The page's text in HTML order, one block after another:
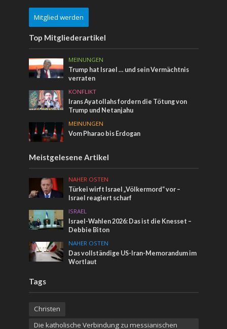
Mitglied werden
Top Mitgliederartikel
MEINUNGEN
Trump hat Israel … und sein Vermächtnis
verraten
KONFLIKT
Irans Ayatollahs fordern die Tötung von
Trump und Netanjahu
MEINUNGEN
Vom Pharao bis Erdogan
Meistgelesene Artikel
NAHER OSTEN
Türkei wirft Israel „Völkermord“ vor –
Israel reagiert scharf
ISRAEL
Israel-Wahlen 2026: Das ist die Knesset –
Debbie Biton
NAHER OSTEN
Das vollständige US-Iran-Memorandum im
Wortlaut
Tags
Christen
Die katholische Verbindung zu messianischen